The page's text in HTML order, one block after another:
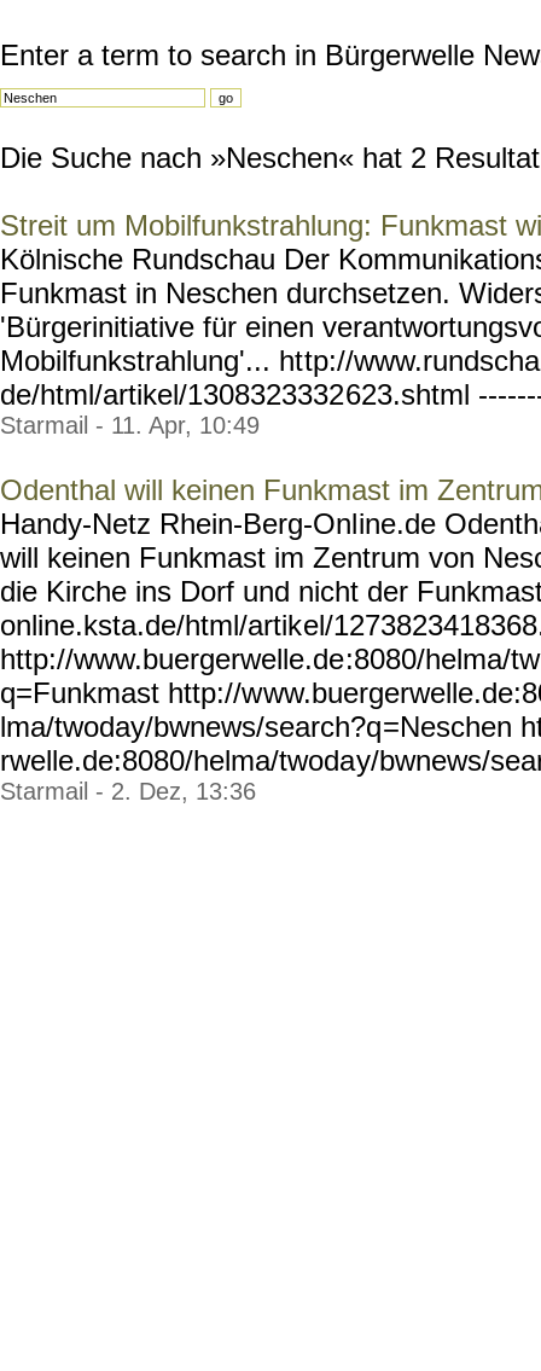
Enter a term to search in Bürgerwelle
Die Suche nach »Neschen« hat 2
Streit um Mobilfunkstrahlung: Funkmast
Kölnische Rundschau Der
Funkmast in Neschen durchsetzen.
'Bürgerinitiative für einen
Mobilfunkstrahlung'... http://
de/html/artikel/1308323332623.shtml
Starmail - 11. Apr, 10:49
Odenthal will keinen Funkmast im
Handy-Netz Rhein-Berg-Online.de
will keinen Funkmast im Zentrum von
die Kirche ins Dorf und nicht der
online.ksta.de/html/artikel/
http://www.buergerwelle.de:8080/helma/
q=Funkmast http://w
lma/twoday/bwnews/search?q=Neschen
rwelle.de:8080/helma/twoday/bwnews/
Starmail - 2. Dez, 13:36